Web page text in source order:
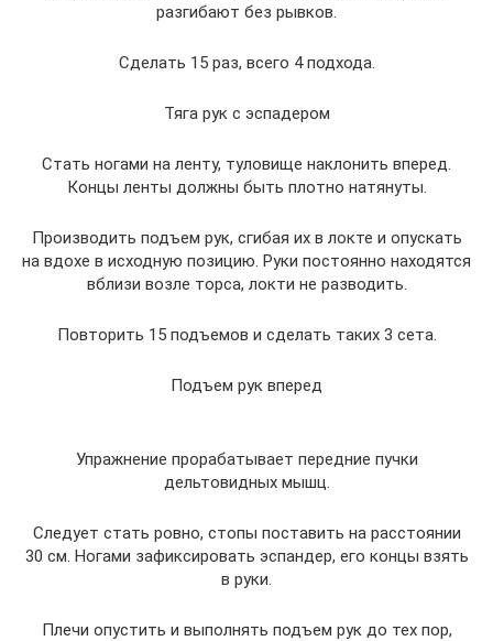
разгибают без рывков.
Сделать 15 раз, всего 4 подхода.
Тяга рук с эспадером
Стать ногами на ленту, туловище наклонить вперед.
Концы ленты должны быть плотно натянуты.
Производить подъем рук, сгибая их в локте и опускать
на вдохе в исходную позицию. Руки постоянно находятся
вблизи возле торса, локти не разводить.
Повторить 15 подъемов и сделать таких 3 сета.
Подъем рук вперед
Упражнение прорабатывает передние пучки
дельтовидных мышц.
Следует стать ровно, стопы поставить на расстоянии
30 см. Ногами зафиксировать эспандер, его концы взять
в руки.
Плечи опустить и выполнять подъем рук до тех пор,